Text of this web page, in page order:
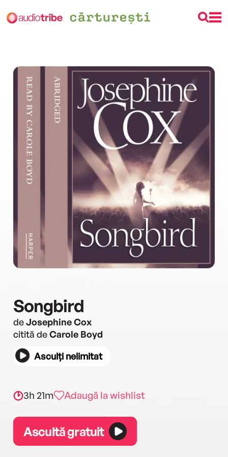
Songbird
deJosephine Cox
citită deCarole Boyd
Asculți nelimitat
3h 21m Adaugă la wishlist
Ascultă gratuit